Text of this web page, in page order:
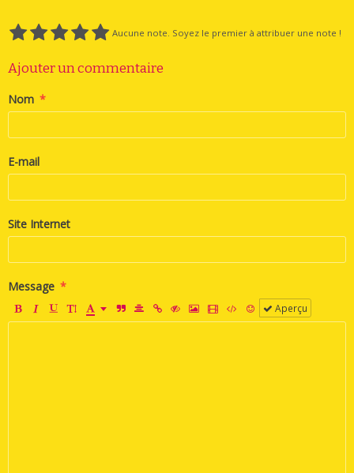
Aucune note. Soyez le premier à attribuer une note !
Ajouter un commentaire
Nom
E-mail
Site Internet
Message
Aperçu